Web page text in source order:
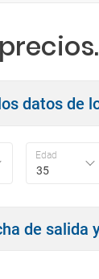
datos de
Edad
35
de salida